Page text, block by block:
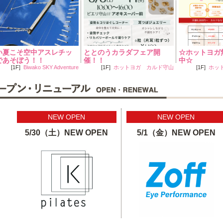
夏こそ空中アスレチッ
あそぼう！！
[1F] Biwako SKY Adventure
ととのうカラダフェア開
催！！
[1F] ホットヨガ カルド守山
☆ホットヨガ
中☆
[1F] ホッ
NEW OPEN
5/30（土）NEW OPEN
NEW OPEN
5/1（金）NEW OPEN